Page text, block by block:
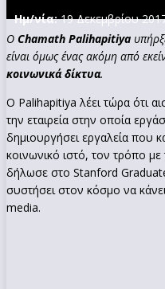
Ημ/νία:19 Δεκεμβρίου
O Chamath Palihapitiya
είναι όμως ένας ακόμη από
κοινωνικά δίκτυα.
Ο Palihapitiya λέει τώρα ότι
την εταιρεία στην οποία
δημιουργήσει εργαλεία που
κοινωνικό ιστό, τον τρόπο με
δήλωσε στο Stanford
συστήσει στον κόσμο να
media.